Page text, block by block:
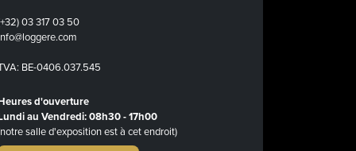
03 317 03 50
BE-0406.037.545
d'ouverture
au Vendredi: 08h30 - 17h00
salle d'exposition est à cet endroit)